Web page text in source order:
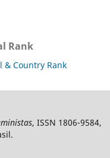
Rank
, ISSN 1806-9584,